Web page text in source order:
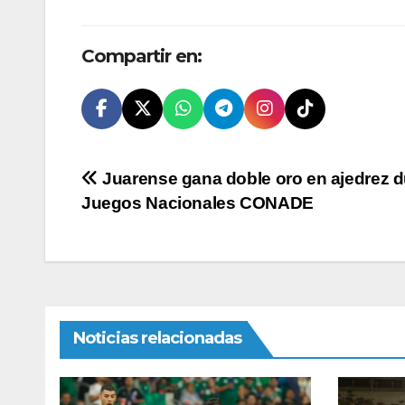
Compartir en:
Navegación
de
entradas
Juarense gana doble oro en ajedrez
Juegos Nacionales CONADE
Noticias relacionadas